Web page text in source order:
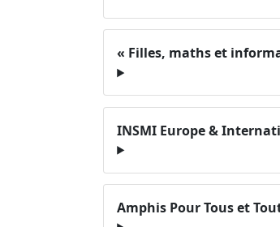
« Filles, maths et
INSMI Europe &
Amphis Pour Tous et